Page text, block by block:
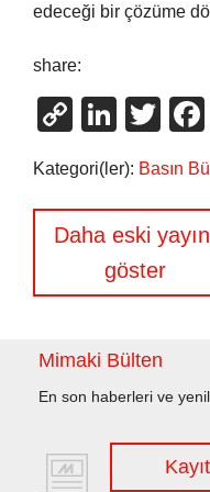
edeceği bir çözüme
share:
Copy
Kategori(ler): Basın
YazıDaha eski
göster
Mimaki Bülten
En son haberleri ve